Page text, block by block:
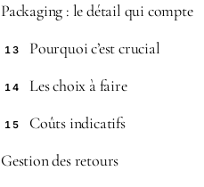
Packaging : le détail qui compte
13 Pourquoi c’est crucial
14 Les choix à faire
15 Coûts indicatifs
Gestion des retours